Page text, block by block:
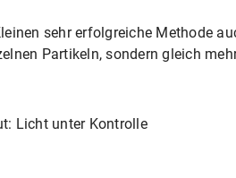
sehr erfolgreiche Methode
Partikeln, sondern gleich
Licht unter Kontrolle